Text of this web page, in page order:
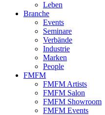
Leben
Branche
Events
Seminare
Verbände
Industrie
Marken
People
FMFM
FMFM Artists
FMFM Salon
FMFM Showroom
FMFM Events